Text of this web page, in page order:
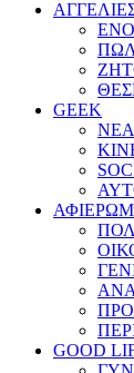
GEEK
ΝΕΑ
GOOD